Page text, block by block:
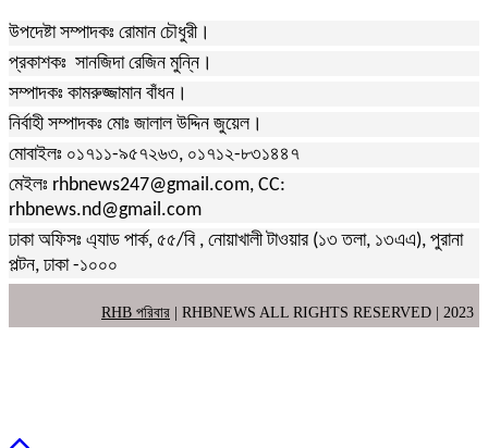
উপদেষ্টা সম্পাদকঃ রোমান চৌধুরী।
প্রকাশকঃ সানজিদা রেজিন মুন্নি।
সম্পাদকঃ কামরুজ্জামান বাঁধন।
নির্বাহী সম্পাদকঃ মোঃ জালাল উদ্দিন জুয়েল।
মোবাইলঃ ০১৭১১-৯৫৭২৬৩, ০১৭১২-৮৩১৪৪৭
মেইলঃ rhbnews247@gmail.com, CC:
rhbnews.nd@gmail.com
ঢাকা অফিসঃ এ্যাড পার্ক, ৫৫/বি , নোয়াখালী টাওয়ার (১৩ তলা, ১৩এএ), পুরানা
পল্টন, ঢাকা -১০০০
RHB পরিবার | RHBNEWS ALL RIGHTS RESERVED | 2023